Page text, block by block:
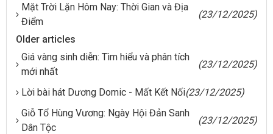
Mặt Trời Lặn Hôm Nay: Thời Gian và Địa
Điểm
(23/12/2025)
Older articles
Giá vàng sinh diễn: Tìm hiểu và phân tích
mới nhất
(23/12/2025)
Lời bài hát Dương Domic - Mất Kết Nối(23/12/2025)
Giỗ Tổ Hùng Vương: Ngày Hội Đản Sanh
Dân Tộc
(23/12/2025)